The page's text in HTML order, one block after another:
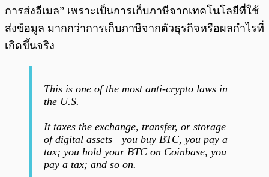
การส่งอีเมล” เพราะเป็นการเก็บภาษีจากเทคโนโลยีที่ใช้
ส่งข้อมูล มากกว่าการเก็บภาษีจากตัวธุรกิจหรือผลกำไรที่
เกิดขึ้นจริง
This is one of the most anti-crypto laws in
the U.S.
It taxes the exchange, transfer, or storage
of digital assets—you buy BTC, you pay a
tax; you hold your BTC on Coinbase, you
pay a tax; and so on.